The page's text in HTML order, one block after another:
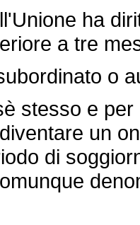
ha
a tre
o
stesso e per
un
di